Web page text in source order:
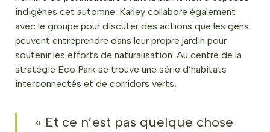
indigènes cet automne. Karley collabore également
avec le groupe pour discuter des actions que les gens
peuvent entreprendre dans leur propre jardin pour
soutenir les efforts de naturalisation. Au centre de la
stratégie Eco Park se trouve une série d’habitats
interconnectés et de corridors verts,
« Et ce n’est pas quelque chose